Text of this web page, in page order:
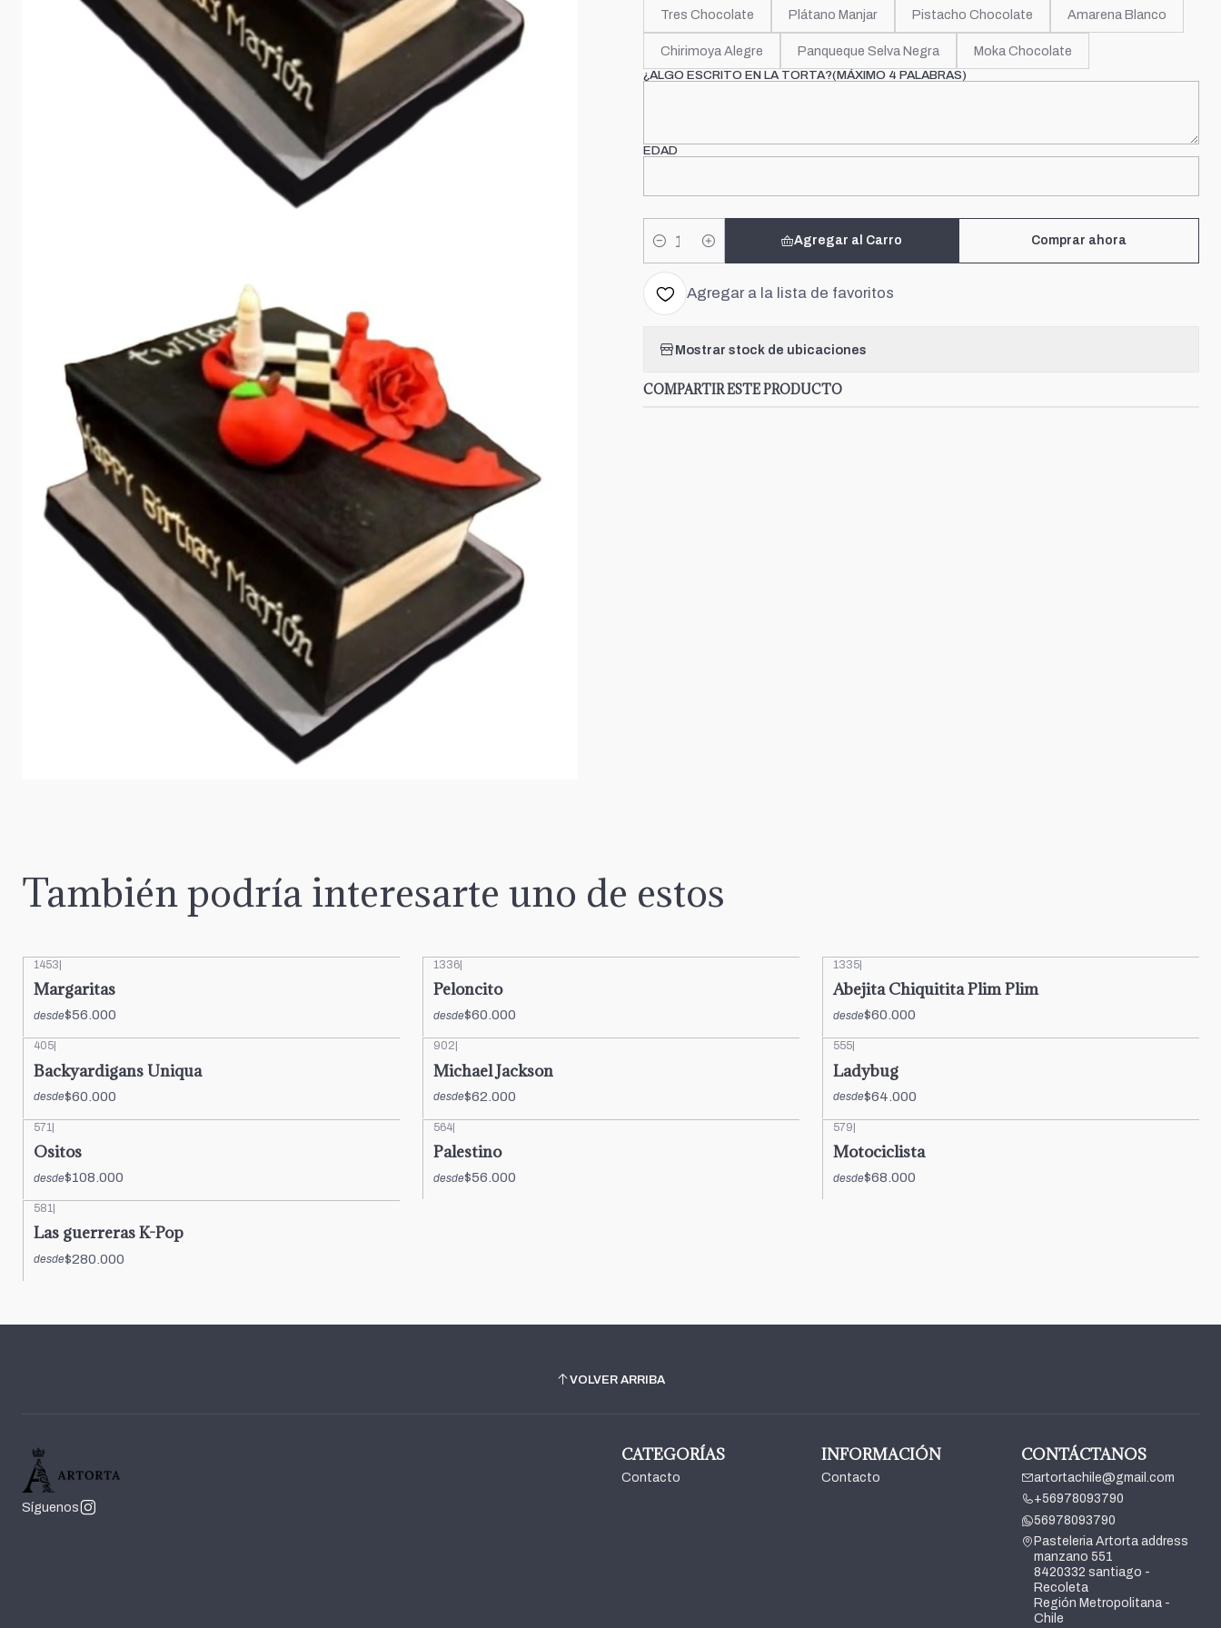
Tres Chocolate Plátano Manjar Pistacho Chocolate Amarena Blanco
Chirimoya Alegre Panqueque Selva Negra Moka Chocolate
¿ALGO ESCRITO EN LA TORTA?(MÁXIMO 4 PALABRAS)
EDAD
Cantidad
Agregar al Carro Comprar ahora
Agregar a la lista de favoritos
Mostrar stock de ubicaciones
COMPARTIR ESTE PRODUCTO
También podría interesarte uno de estos
1453
Margaritas
desde$56.000
1336|
Peloncito
desde$60.000
1335|
Abejita Chiquitita Plim Plim
desde$60.000
405
Backyardigans Uniqua
desde$60.000
902
Michael Jackson
desde$62.000
555|
Ladybug
desde$64.000
571 |
Ositos
desde$108.000
564|
Palestino
desde$56.000
579|
Motociclista
desde$68.000
581
Las guerreras K-Pop
desde$280.000
VOLVER ARRIBA
Síguenos
CATEGORÍAS
Contacto
INFORMACIÓN
Contacto
CONTÁCTANOS
artortachile@gmail.com
+56978093790
56978093790
Pasteleria Artorta address
manzano 551
8420332 santiago -
Recoleta
Región Metropolitana -
Chile